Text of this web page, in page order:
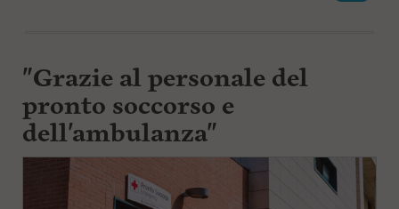
"Grazie al personale del
pronto soccorso e
dell'ambulanza"